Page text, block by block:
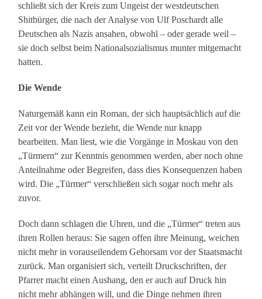
schließt sich der Kreis zum Ungeist der westdeutschen
Shitbürger, die nach der Analyse von Ulf Poschardt alle
Deutschen als Nazis ansahen, obwohl – oder gerade weil –
sie doch selbst beim Nationalsozialismus munter mitgemacht
hatten.
Die Wende
Naturgemäß kann ein Roman, der sich hauptsächlich auf die
Zeit vor der Wende bezieht, die Wende nur knapp
bearbeiten. Man liest, wie die Vorgänge in Moskau von den
„Türmern“ zur Kenntnis genommen werden, aber noch ohne
Anteilnahme oder Begreifen, dass dies Konsequenzen haben
wird. Die „Türmer“ verschließen sich sogar noch mehr als
zuvor.
Doch dann schlagen die Uhren, und die „Türmer“ treten aus
ihren Rollen heraus: Sie sagen offen ihre Meinung, weichen
nicht mehr in vorauseilendem Gehorsam vor der Staatsmacht
zurück. Man organisiert sich, verteilt Druckschriften, der
Pfarrer macht einen Aushang, den er auch auf Druck hin
nicht mehr abhängen will, und die Dinge nehmen ihren